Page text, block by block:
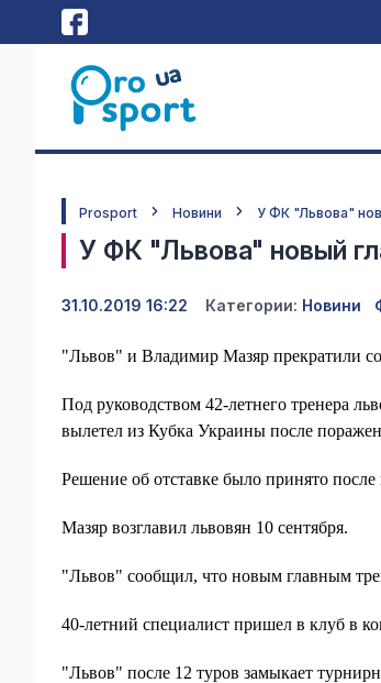
Prosport Новини У ФК "Львова"
У ФК "Львова" новый
31.10.2019 16:22 Категории: Новини
"Львов" и Владимир Мазяр прекратили
Под руководством 42-летнего тренера
вылетел из Кубка Украины после
Решение об отставке было принято
Мазяр возглавил львовян 10 сентября.
"Львов" сообщил, что новым главным
40-летний специалист пришел в клуб в
"Львов" после 12 туров замыкает